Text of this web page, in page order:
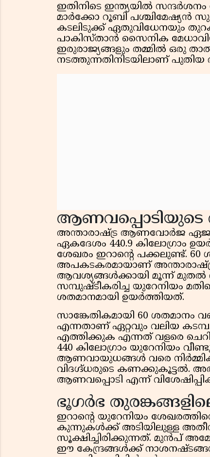
ഇതിനിടെ ഇന്ത്യയിൽ സന്ദർശനം
മാർക്കോ റൂബി പശ്ചിമേഷ്യൻ
കടലിടുക്ക് ഏതുവിധേനയും
പാകിസ്താൻ സൈനിക
ഇരുരാജ്യങ്ങളും തമ്മിൽ ഒരു
നടത്തുന്നതിനിടയിലാണ് പുതിയ
ആണവപ്പൊടിയുടെ
അന്താരാഷ്ട്ര ആണവോർജ
ഏകദേശം 440.9 കിലോഗ്രാം
ശേഖരം ഇറാന്റെ പക്കലുണ്ട്.
അപകടകരമായാണ്
ആവശ്യങ്ങൾക്കായി മൂന്ന് മുതൽ
സമ്പുഷ്ടീകരിച്ച യുറേനിയം
ശതമാനമായി ഉയർത്തിയത്.
സാങ്കേതികമായി 60 ശതമാനം
എന്നതാണ് ഏറ്റവും വലിയ
എത്തിക്കുക എന്നത് വളരെ
440 കിലോഗ്രാം യുറേനിയം
ആണവായുധങ്ങൾ വരെ
വിദഗ്ദ്ധരുടെ
ആണവപ്പൊടി എന്ന്
ഭൂഗർഭ
ഇറാന്റെ യുറേനിയം
കുന്നുകൾക്ക് അടിയിലുള്ള
സൂക്ഷിച്ചിരിക്കുന്നത്. മുൻപ്
ഈ കേന്ദ്രങ്ങൾക്ക് നാശനഷ്ടങ്ങൾ